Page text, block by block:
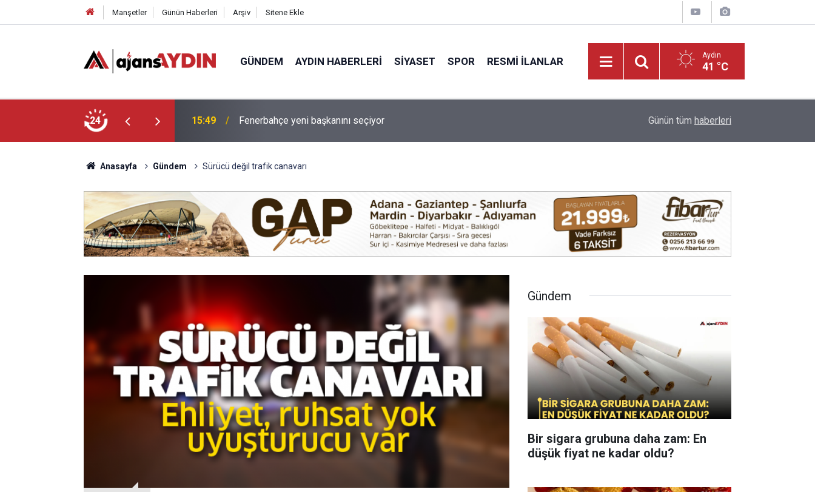
Manşetler Günün Haberleri Arşiv Sitene Ekle
GÜNDEM AYDIN HABERLERI SIYASET SPOR RESMI İLANLAR Aydın
41 °C
24 13:48 Yeni Parti Aydın’da kuruluş dilekçesini sundu Bağarcık Göleti hayvancılığın su ihtiyacını
Günün tüm haberleri
Anasayfa Gündem Sürücü değil trafik canavarı
Gündem
Bir sigara grubuna daha zam: En
düşük fiyat ne kadar oldu?